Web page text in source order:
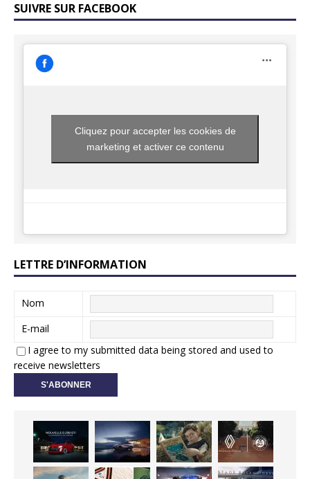
SUIVRE SUR FACEBOOK
Cliquez pour accepter les cookies de
marketing et activer ce contenu
LETTRE D’INFORMATION
Nom
E-mail
I agree to my submitted data being stored and used to
receive newsletters